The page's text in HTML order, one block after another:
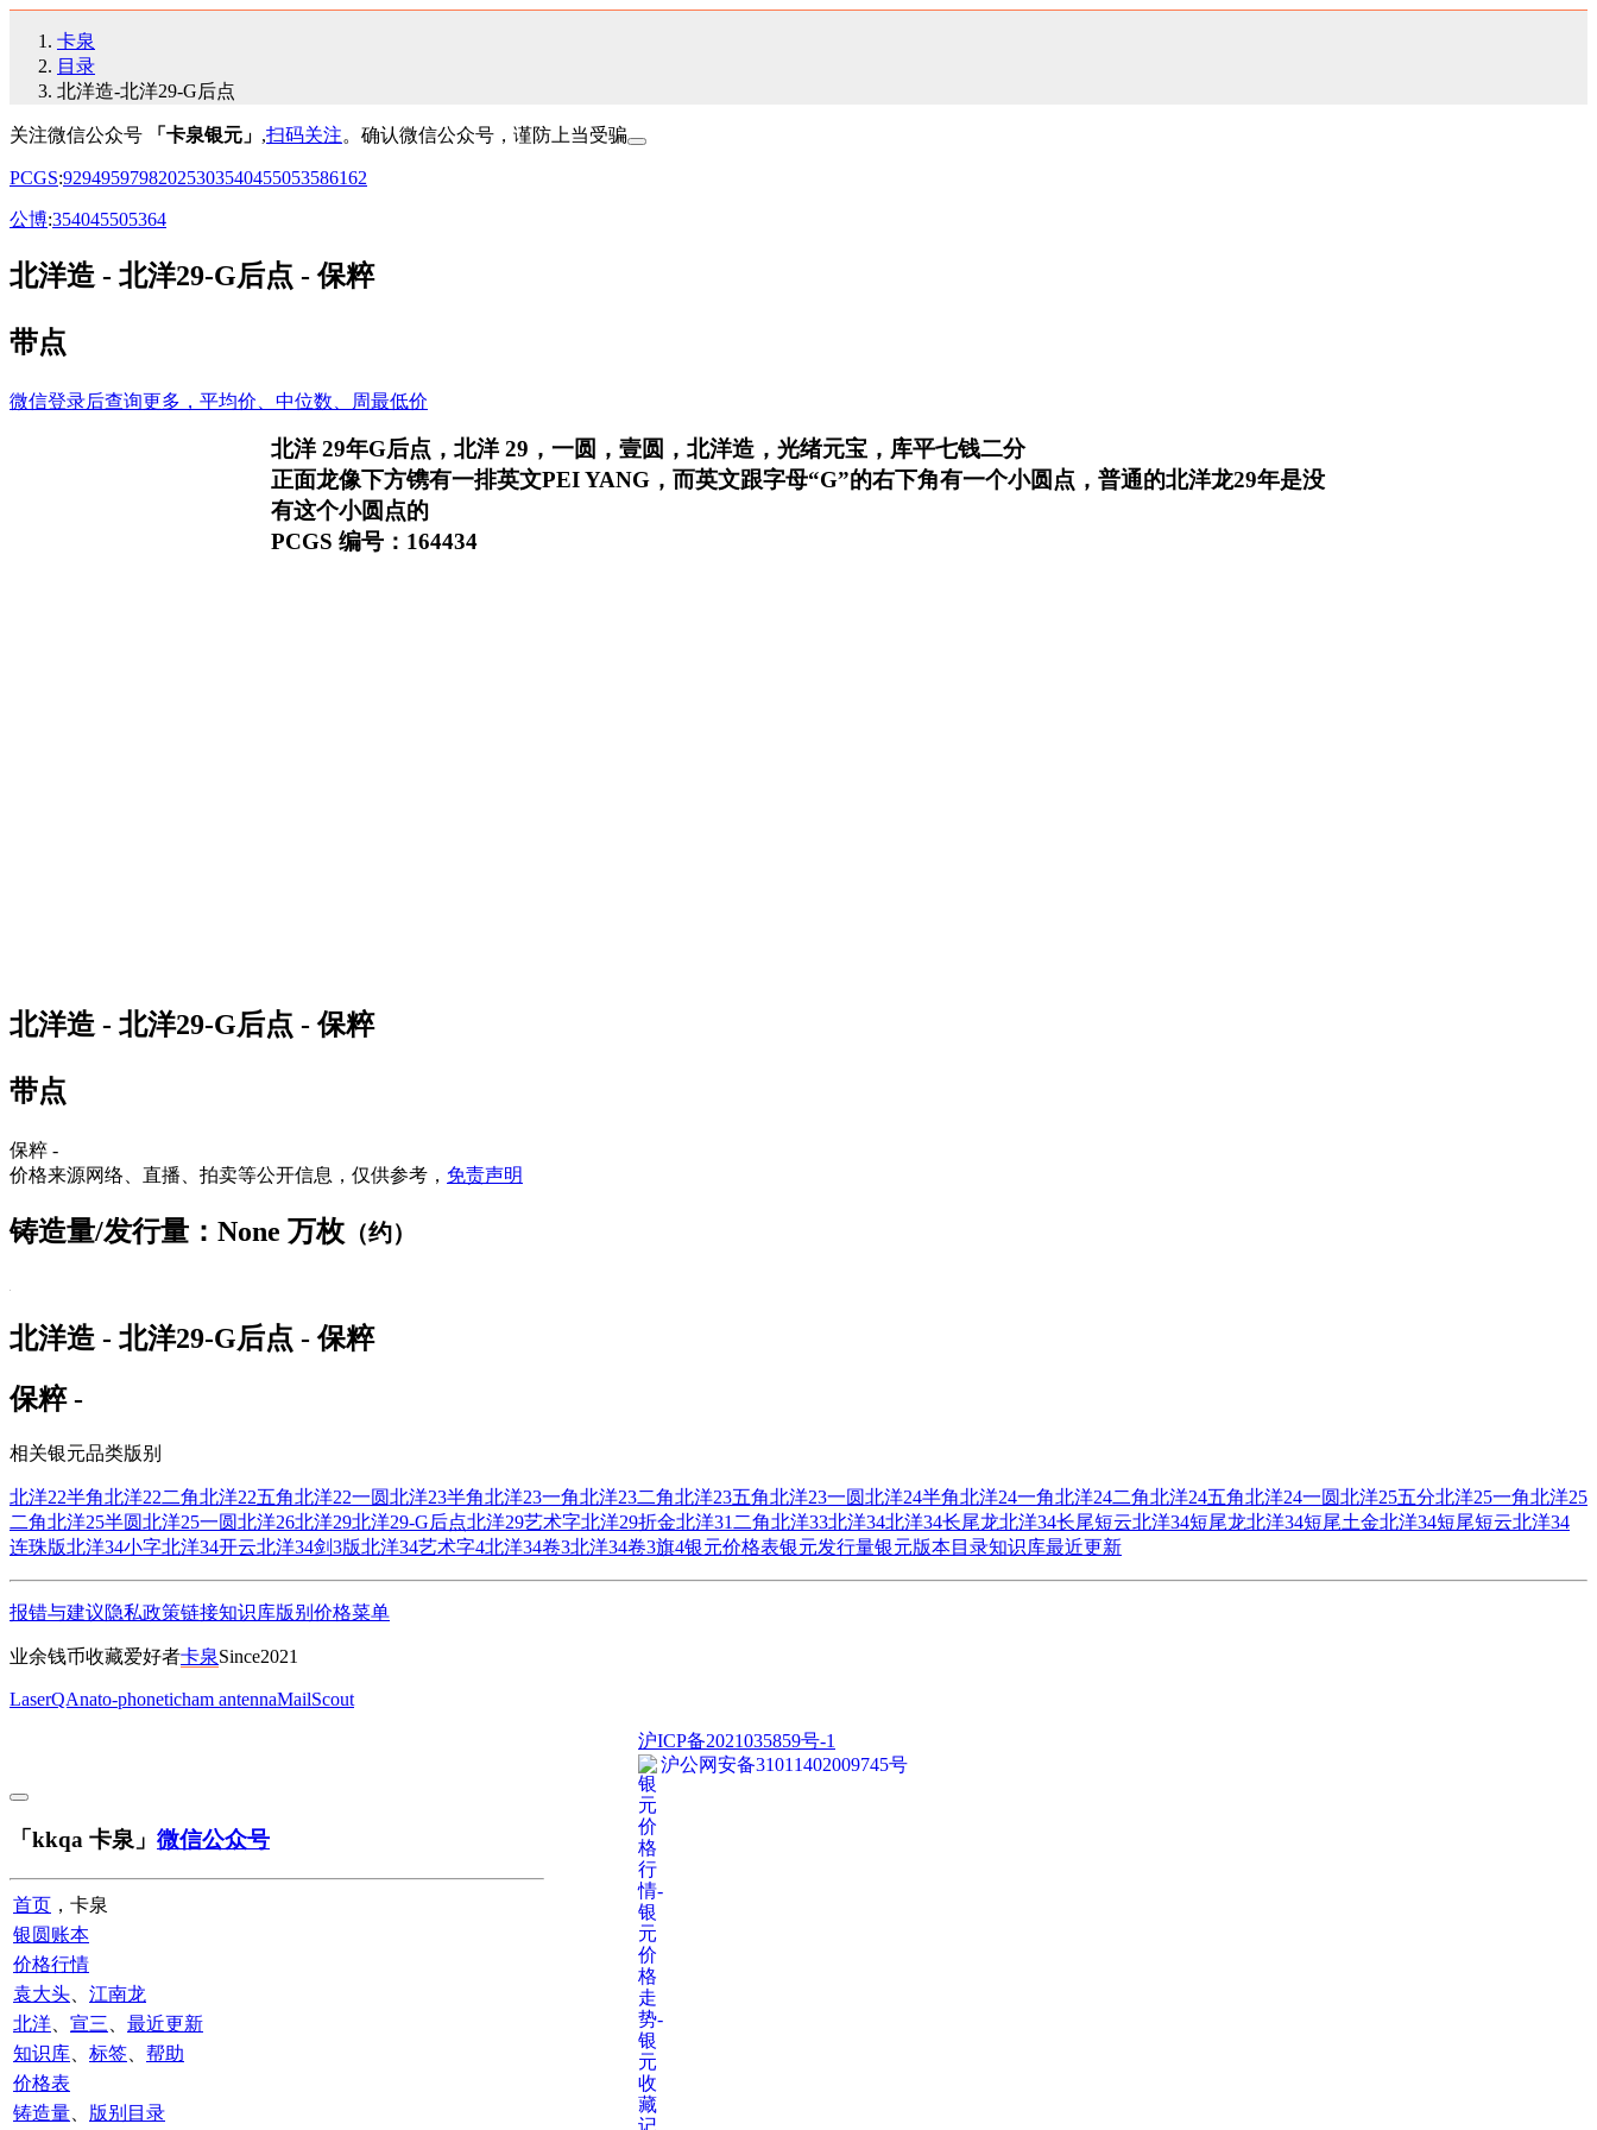
卡泉
目录
北洋造-北洋29-G后点
关注微信公众号 「卡泉银元」 ,扫码关注。确认微信公众号，谨防上当受骗
PCGS:92949597982025303540455053586162
公博:354045505364
北洋造 - 北洋29-G后点 - 保粹
带点
微信登录后查询更多，平均价、中位数、周最低价
北洋 29年G后点，北洋 29，一圆，壹圆，北洋造，光绪元宝，库平七钱二分
正面龙像下方镌有一排英文PEI YANG，而英文跟字母“G”的右下角有一个小圆点，普通的北洋龙29年是没
有这个小圆点的
PCGS 编号：164434
北洋造 - 北洋29-G后点 - 保粹
带点
保粹 -
价格来源网络、直播、拍卖等公开信息，仅供参考， 免责声明
铸造量/发行量：None 万枚 （约）
北洋造 - 北洋29-G后点 - 保粹
保粹 -
相关银元品类版别
北洋22半角北洋22二角北洋22五角北洋22一圆北洋23半角北洋23一角北洋23二角北洋23五角北洋23一圆北洋24半角北洋24一角北洋24二角北洋24五角北洋24一圆北洋25五分北洋25一角北洋25
二角北洋25半圆北洋25一圆北洋26北洋29北洋29-G后点北洋29艺术字北洋29折金北洋31二角北洋33北洋34北洋34长尾龙北洋34长尾短云北洋34短尾龙北洋34短尾土金北洋34短尾短云北洋34
连珠版北洋34小字北洋34开云北洋34剑3版北洋34艺术字4北洋34卷3北洋34卷3旗4银元价格表银元发行量银元版本目录知识库最近更新
报错与建议隐私政策链接知识库版别 价格菜单
业余钱币收藏爱好者卡泉Since2021
LaserQAnato-phoneticham antennaMailScout
沪ICP备2021035859号-1
沪公网安备31011402009745号
「kkqa 卡泉」 微信公众号
首页 ，卡泉
银圆账本
价格行情
袁大头
江南龙
北洋
宣三
最近更新
知识库
标签
帮助
价格表
铸造量
版别目录